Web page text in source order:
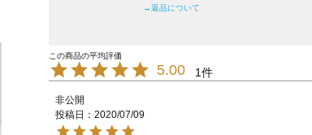
→返品について
5.00 1
非公開
投稿日
2020/07/09